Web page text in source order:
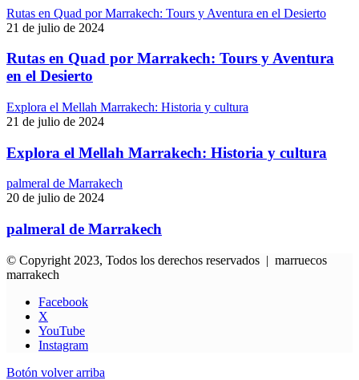
Rutas en Quad por Marrakech: Tours y Aventura en el Desierto
21 de julio de 2024
Rutas en Quad por Marrakech: Tours y Aventura
en el Desierto
Explora el Mellah Marrakech: Historia y cultura
21 de julio de 2024
Explora el Mellah Marrakech: Historia y cultura
palmeral de Marrakech
20 de julio de 2024
palmeral de Marrakech
© Copyright 2023, Todos los derechos reservados | marruecos
marrakech
Facebook
X
YouTube
Instagram
Botón volver arriba